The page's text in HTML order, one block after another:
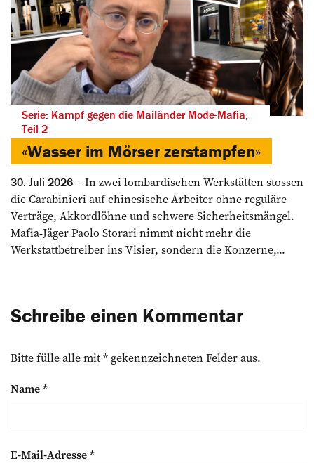
Serie: Kampf gegen die Mailänder Mode-Mafia,
Teil 2
«Wasser im Mörser zerstampfen»
30. Juli 2026
In zwei lombardischen Werkstätten stossen
die Carabinieri auf chinesische Arbeiter ohne reguläre
Verträge, Akkordlöhne und schwere Sicherheitsmängel.
Mafia-Jäger Paolo Storari nimmt nicht mehr die
Werkstattbetreiber ins Visier, sondern die Konzerne,...
Schreibe einen Kommentar
Bitte fülle alle mit * gekennzeichneten Felder aus.
Name*
E-Mail-Adresse*